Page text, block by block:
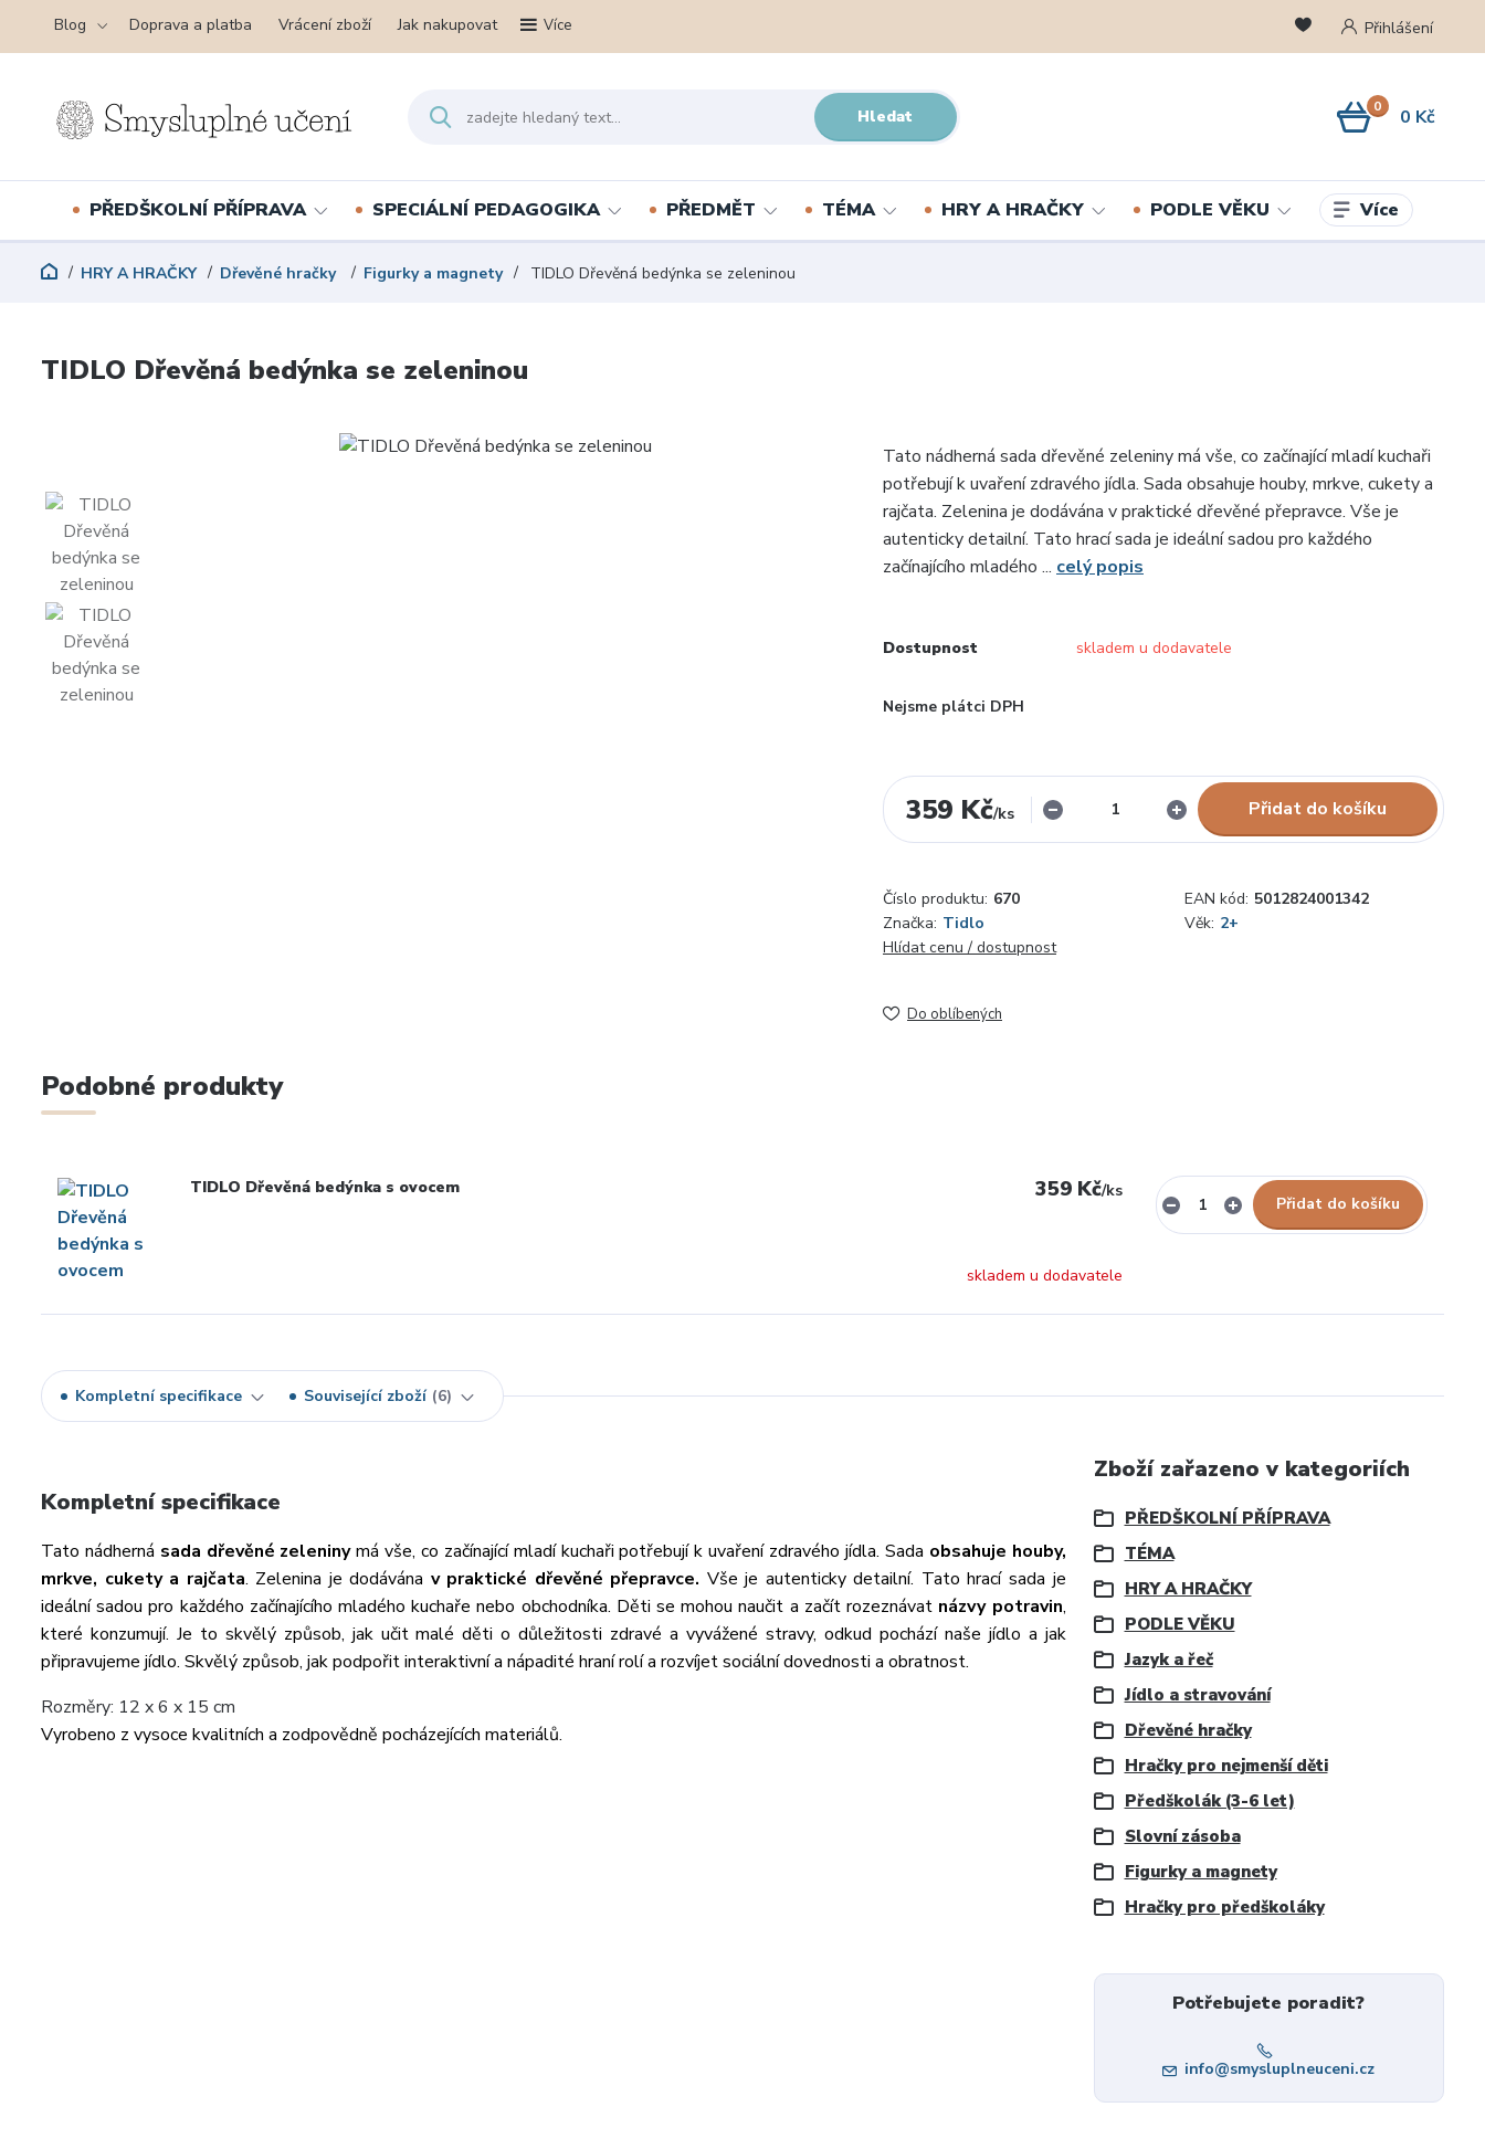
Blog Doprava a platba Vrácení zboží Jak nakupovat Více Přihlášení
Hledat 0 0 Kč
PŘEDŠKOLNÍ PŘÍPRAVA SPECIÁLNÍ PEDAGOGIKA PŘEDMĚT TÉMA HRY A HRAČKY PODLE VĚKU Více
HRY A HRAČKY Dřevěné hračky Figurky a magnety TIDLO Dřevěná bedýnka se zeleninou
TIDLO Dřevěná bedýnka se zeleninou
Tato nádherná sada dřevěné zeleniny má vše, co začínající mladí kuchaři
potřebují k uvaření zdravého jídla. Sada obsahuje houby, mrkve, cukety a
rajčata. Zelenina je dodávána v praktické dřevěné přepravce. Vše je
autenticky detailní. Tato hrací sada je ideální sadou pro každého
začínajícího mladého ... celý popis
Dostupnost skladem u dodavatele
Nejsme plátci DPH
359 Kč/ks Přidat do košíku
Číslo produktu: 670 EAN kód: 5012824001342
Značka: Tidlo Věk: 2+
Hlídat cenu / dostupnost
Do oblíbených
Podobné produkty
TIDLO Dřevěná bedýnka s ovocem 359 Kč/ks
skladem u dodavatele
Přidat do košíku
Kompletní specifikace Související zboží 6
Kompletní specifikace
Tato nádherná sada dřevěné zeleninymá vše, co začínající mladí kuchaři potřebují k uvaření zdravého jídla. Sada obsahuje houby,
mrkve, cukety a rajčata. Zelenina je dodávána v praktické dřevěné přepravce. Vše je autenticky detailní. Tato hrací sada je
ideální sadou pro každého začínajícího mladého kuchaře nebo obchodníka. Děti se mohou naučit a začít rozeznávat názvy potravin,
které konzumují. Je to skvělý způsob, jak učit malé děti o důležitosti zdravé a vyvážené stravy, odkud pochází naše jídlo a jak
připravujeme jídlo. Skvělý způsob, jak podpořit interaktivní a nápadité hraní rolí a rozvíjet sociální dovednosti a obratnost.
Rozměry: 12 x 6 x 15 cm
Vyrobeno z vysoce kvalitních a zodpovědně pocházejících materiálů.
Zboží zařazeno v kategoriích
PŘEDŠKOLNÍ PŘÍPRAVA
TÉMA
HRY A HRAČKY
PODLE VĚKU
Jazyk a řeč
Jídlo a stravování
Dřevěné hračky
Hračky pro nejmenší děti
Předškolák (3-6 let)
Slovní zásoba
Figurky a magnety
Hračky pro předškoláky
Potřebujete poradit?
info@smysluplneuceni.cz